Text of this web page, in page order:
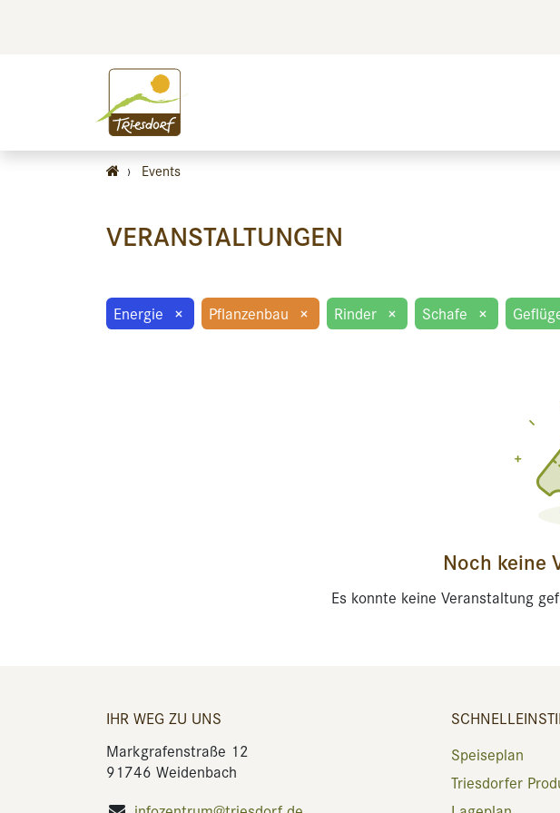
› Events
VERANSTALTUNGEN
Energie × Pflanzenbau × Rinder × Schafe ×
Noch keine
Es konnte keine Veranstaltung
IHR WEG ZU UNS
Markgrafenstraße 12
91746 Weidenbach
Speiseplan
Triesdorfer